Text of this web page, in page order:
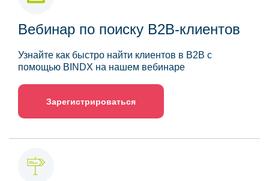
Вебинар по поиску B2B-клиентов
Узнайте как быстро найти клиентов в B2B с
помощью BINDX на нашем вебинаре
Зарегистрироваться